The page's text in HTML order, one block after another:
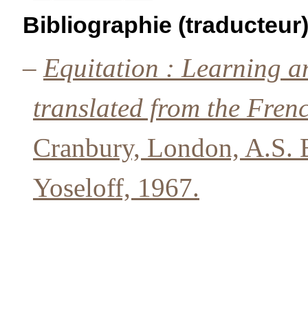
Bibliographie (traducteur)
– Equitation : Learning
translated from the
Cranbury, London, A.S.
Yoseloff, 1967.